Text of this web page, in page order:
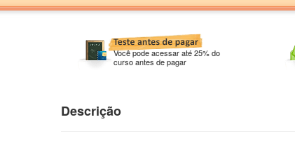
Você pode acessar até 25% do
curso antes de pagar
Descrição